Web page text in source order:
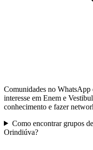
Comunidades no WhatsApp
interesse em Enem e
conhecimento e fazer
Como encontrar grupos
Orindiúva?